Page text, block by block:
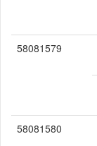
58081579
58081580